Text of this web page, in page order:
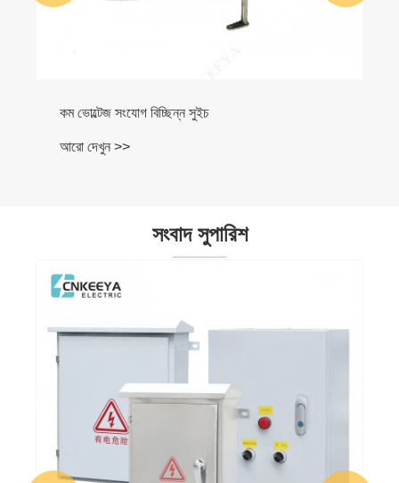
কম ভোল্টেজ সংযোগ বিচ্ছিন্ন সুইচ
আরো দেখুন >>
সংবাদ সুপারিশ